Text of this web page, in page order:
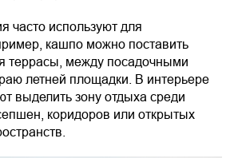
часто используют для
кашпо можно поставить
террасы, между посадочными
летней площадки. В интерьере
выделить зону отдыха среди
коридоров или открытых